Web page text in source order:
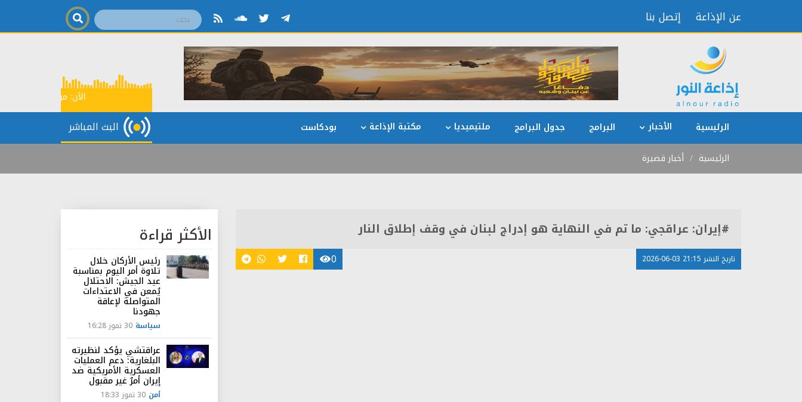
عن الإذاعة إتصل بنا
الرئيسية الأخبار البرامج جدول البرامج ملتيميديا مكتبة الإذاعة بودكاست البث المباشر
الآن:موجز اخباري
الرئيسية أخبار قصيرة
#إيران: عراقجي: ما تم في النهاية هو إدراج لبنان في وقف إطلاق النار
تاريخ النشر 21:15 03-06-2026 0
الأكثر قراءة
رئيس الأركان خلال
تلاوة أمر اليوم بمناسبة
عيد الجيش: الاحتلال
يُمعن في الاعتداءات
المتواصلة لإعاقة
جهودنا
سياسة 30 تموز 16:28
عراقتشي يؤكد لنظيرته
البلغارية: دعم العمليات
العسكرية الأمريكية ضد
إيران أمرٌ غير مقبول
أمن 30 تموز 18:33